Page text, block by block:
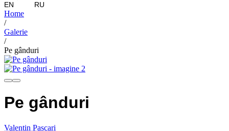
EN RU
Home
/
Galerie
/
Pe gânduri
Pe gânduri
Valentin Pascari